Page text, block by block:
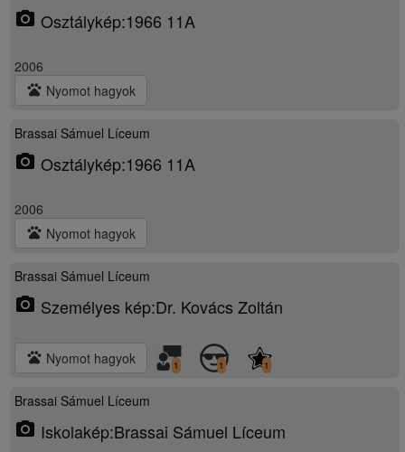
photo_camera Osztálykép:1966 11A
2006
pets Nyomot hagyok
Brassai Sámuel Líceum
photo_camera Osztálykép:1966 11A
2006
pets Nyomot hagyok
Brassai Sámuel Líceum
photo_camera Személyes kép:Dr. Kovács Zoltán
pets Nyomot hagyok 1 1 1
Brassai Sámuel Líceum
photo_camera Iskolakép:Brassai Sámuel Líceum